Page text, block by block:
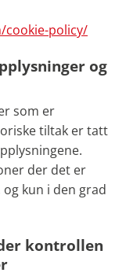
policy/
og
som er
tiltak er tatt
der det er
kun i den grad
kontrollen